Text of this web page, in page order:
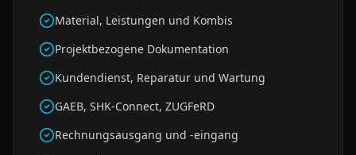
Material, Leistungen und Kombis
Projektbezogene Dokumentation
Kundendienst, Reparatur und Wartung
GAEB, SHK-Connect, ZUGFeRD
Rechnungsausgang und -eingang